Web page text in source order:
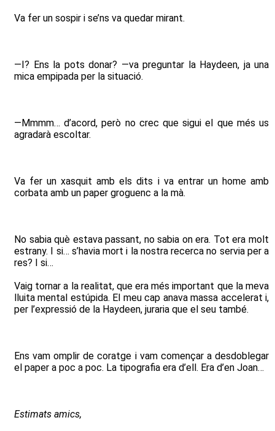
Va fer un sospir i se’ns va quedar mirant.
—I? Ens la pots donar? —va preguntar la Haydeen, ja una
mica empipada per la situació.
—Mmmm… d’acord, però no crec que sigui el que més us
agradarà escoltar.
Va fer un xasquit amb els dits i va entrar un home amb
corbata amb un paper groguenc a la mà.
No sabia què estava passant, no sabia on era. Tot era molt
estrany. I si… s’havia mort i la nostra recerca no servia per a
res? I si…
Vaig tornar a la realitat, que era més important que la meva
lluita mental estúpida. El meu cap anava massa accelerat i,
per l’expressió de la Haydeen, juraria que el seu també.
Ens vam omplir de coratge i vam començar a desdoblegar
el paper a poc a poc. La tipografia era d’ell. Era d’en Joan…
Estimats amics,